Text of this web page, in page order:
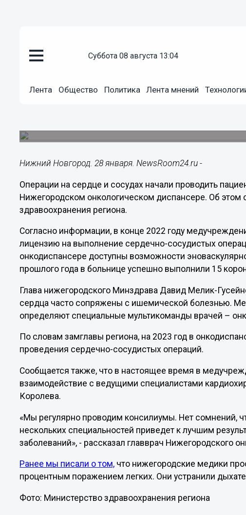
суббота 08 августа 13:04
Лента Общество Политика Лента мнений
Операции на сердце начали
Нижний Новгород. 28 января. NewsRoom24.ru -
Операции на сердце и сосудах начали проводить
Нижегородском онкологическом диспансере. Об этом
здравоохранения региона.
Согласно информации, в конце 2022 году
лицензию на выполнение сердечно-сосудистых
онкодиспансере доступны возможности
прошлого года в больнице успешно выполнили 15
Глава нижегородского Минздрава Давид Мелик-
сердца часто сопряжены с ишемической болезнью.
определяют специальные мультикоманды врачей –
По словам замглавы региона, на 2023 год в
проведения сердечно-сосудистых операций.
Сообщается также, что в настоящее время в
взаимодействие с ведущими специалистами
Королева.
«Мы регулярно проводим консилиумы. Нет сомнений,
нескольких специальностей приведет к лучшим
заболеваний», - рассказал главврач Нижегородского
Ранее мы писали о том, что нижегородские медики
процентным поражением легких. Они устранили
Фото: Министерство здравоохранения региона